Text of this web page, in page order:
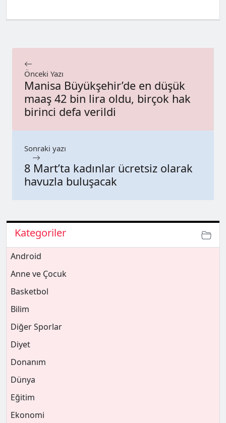
Önceki Yazı
Manisa Büyükşehir’de en düşük
maaş 42 bin lira oldu, birçok hak
birinci defa verildi
Sonraki yazı
8 Mart’ta kadınlar ücretsiz olarak
havuzla buluşacak
Kategoriler
Android
Anne ve Çocuk
Basketbol
Bilim
Diğer Sporlar
Diyet
Donanım
Dünya
Eğitim
Ekonomi